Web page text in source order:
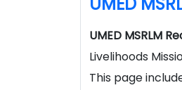
UMED MSRLM
Livelihoods
This page